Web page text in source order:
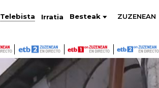
Telebista Irratia Besteak ZUZENEAN